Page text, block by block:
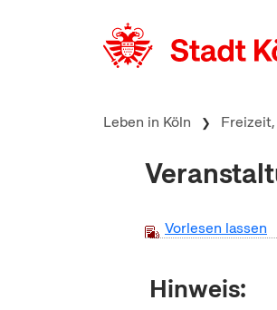
Leben in Köln
Vorlesen lassen
Hinweis: